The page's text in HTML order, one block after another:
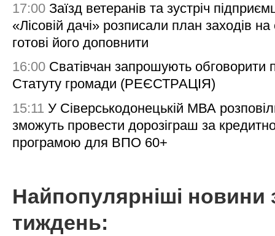
17:00 Заїзд ветеранів та зустріч
«Лісовій дачі» розписали план заходів на
готові його доповнити
16:00 Сватівчан запрошують обговорити
Статуту громади (РЕЄСТРАЦІЯ)
15:11 У Сіверськодонецькій МВА
зможуть провести дорозіграш за
програмою для ВПО 60+
Найпопулярніші новини
тиждень: